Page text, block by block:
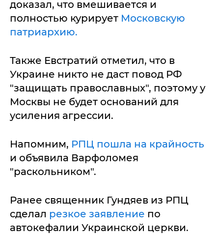
доказал, что вмешивается и
полностью курирует Московскую
патриархию.
Также Евстратий отметил, что в
Украине никто не даст повод РФ
"защищать православных", поэтому у
Москвы не будет оснований для
усиления агрессии.
Напомним, РПЦ пошла на крайность
и объявила Варфоломея
"раскольником".
Ранее священник Гундяев из РПЦ
сделал резкое заявление по
автокефалии Украинской церкви.